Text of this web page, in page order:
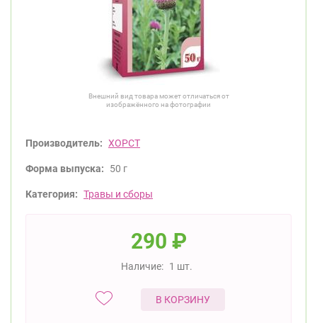
Внешний вид товара может отличаться от
изображённого на фотографии
Производитель: ХОРСТ
Форма выпуска: 50 г
Категория: Травы и сборы
290 ₽
Наличие: 1 шт.
В КОРЗИНУ